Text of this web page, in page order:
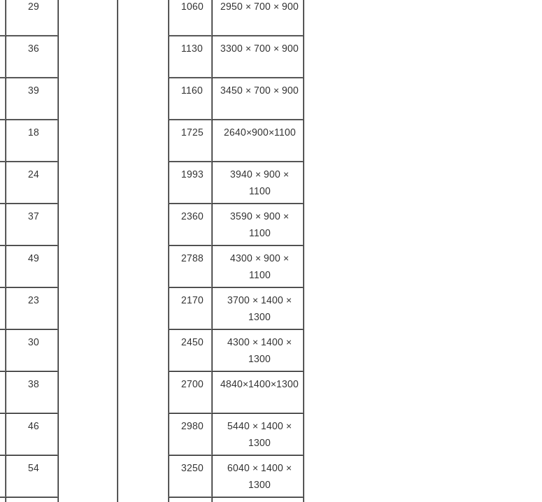
29 1060 2950 × 700 × 900
36 1130 3300 × 700 × 900
39 1160 3450 × 700 × 900
18 1725 2640×900×1100
24 1993
3940 × 900 ×
1100
37 2360
3590 × 900 ×
1100
49 2788
4300 × 900 ×
1100
23 2170
3700 × 1400 ×
1300
30 2450
4300 × 1400 ×
1300
38 2700 4840×1400×1300
46 2980
5440 × 1400 ×
1300
54 3250
6040 × 1400 ×
1300